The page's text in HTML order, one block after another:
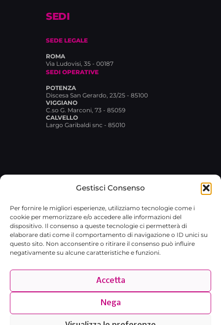
Gestisci Consenso
Per fornire le migliori esperienze, utilizziamo tecnologie come i
cookie per memorizzare e/o accedere alle informazioni del
dispositivo. Il consenso a queste tecnologie ci permetterà di
elaborare dati come il comportamento di navigazione o ID unici su
questo sito. Non acconsentire o ritirare il consenso può influire
negativamente su alcune caratteristiche e funzioni.
Accetta
Nega
SEDI
SEDE LEGALE
ROMA
Via Ludovisi, 35 - 00187
SEDI OPERATIVE
POTENZA
Discesa San Gerardo, 23/25 - 85100
VIGGIANO
C.so G. Marconi, 73 - 85059
CALVELLO
Largo Garibaldi snc - 85010
02029480767 · REA RM-1751733 ·
broxlab@pec.it·Privacy Policy